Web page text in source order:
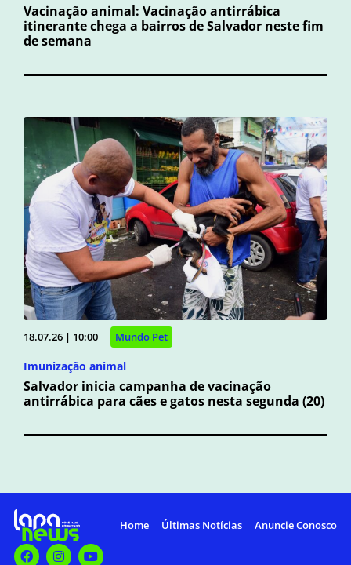
Vacinação animal: Vacinação antirrábica
itinerante chega a bairros de Salvador neste fim
de semana
18.07.26 | 10:00 Mundo Pet
Imunização animal
Salvador inicia campanha de vacinação
antirrábica para cães e gatos nesta segunda (20)
Home Últimas Notícias Anuncie Conosco